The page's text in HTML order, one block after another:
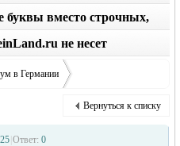
объявление, не искажая
буквы вместо строчных,
не несет
размещенных
в Германии
работу в Германии
лет. Массаж
Вернуться к списку
Ответ: 0